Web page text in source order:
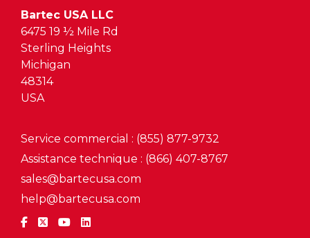
Bartec USA LLC
6475 19 ½ Mile Rd
Sterling Heights
Michigan
48314
USA
Service commercial : (855) 877-9732
Assistance technique : (866) 407-8767
sales@bartecusa.com
help@bartecusa.com